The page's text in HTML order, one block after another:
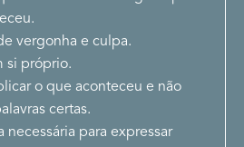
vergonha e culpa.
si próprio.
o que aconteceu e não
certas.
necessária para expressar